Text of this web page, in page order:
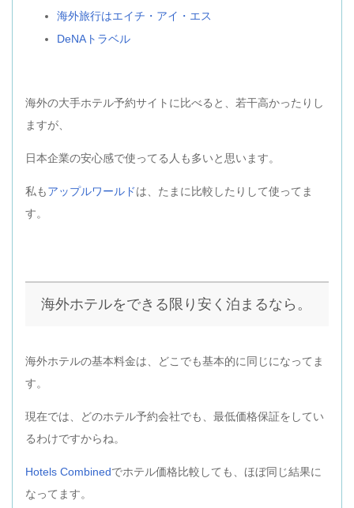
海外旅行はエイチ・アイ・エス
DeNAトラベル
海外の大手ホテル予約サイトに比べると、若干高かったりし
ますが、
日本企業の安心感で使ってる人も多いと思います。
私もアップルワールドは、たまに比較したりして使ってま
す。
海外ホテルをできる限り安く泊まるなら。
海外ホテルの基本料金は、どこでも基本的に同じになってま
す。
現在では、どのホテル予約会社でも、最低価格保証をしてい
るわけですからね。
Hotels Combinedでホテル価格比較しても、ほぼ同じ結果に
なってます。